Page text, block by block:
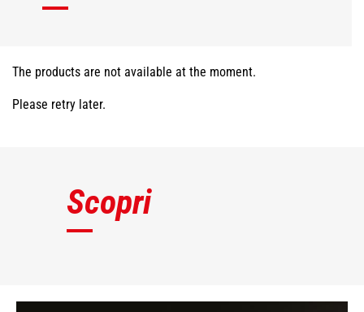
The products are not available at the moment.
Please retry later.
Scopri